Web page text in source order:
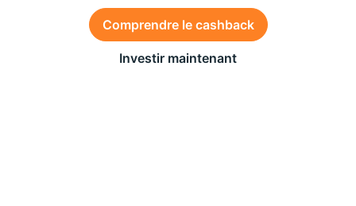
Comprendre le cashback
Investir maintenant